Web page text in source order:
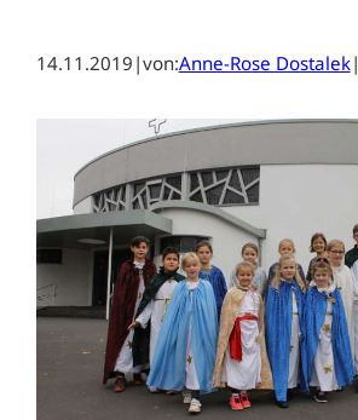
14.11.2019 |von:Anne-Rose Dostalek|